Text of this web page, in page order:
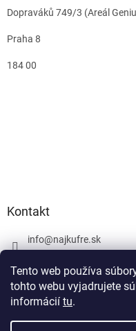
Tento web používa
tohto webu vyjadrujete
informácií tu.
Dopraváků 749/3 (Areál
Praha 8
184 00
Kontakt
info@najkufre.sk
Facebook